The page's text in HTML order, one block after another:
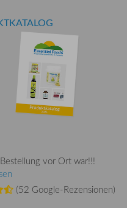
vor Ort war!!!
(52 Google-Rezensionen)